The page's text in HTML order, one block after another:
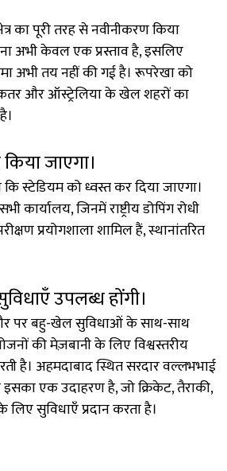
का पूरी तरह से नवीनीकरण किया
अभी केवल एक प्रस्ताव है, इसलिए
अभी तय नहीं की गई है। रूपरेखा को
और ऑस्ट्रेलिया के खेल शहरों का
जाएगा।
स्टेडियम को ध्वस्त कर दिया जाएगा।
कार्यालय, जिनमें राष्ट्रीय डोपिंग रोधी
प्रयोगशाला शामिल हैं, स्थानांतरित
उपलब्ध होंगी।
पर बहु-खेल सुविधाओं के साथ-साथ
की मेज़बानी के लिए विश्वस्तरीय
है। अहमदाबाद स्थित सरदार वल्लभभाई
एक उदाहरण है, जो क्रिकेट, तैराकी,
सुविधाएँ प्रदान करता है।